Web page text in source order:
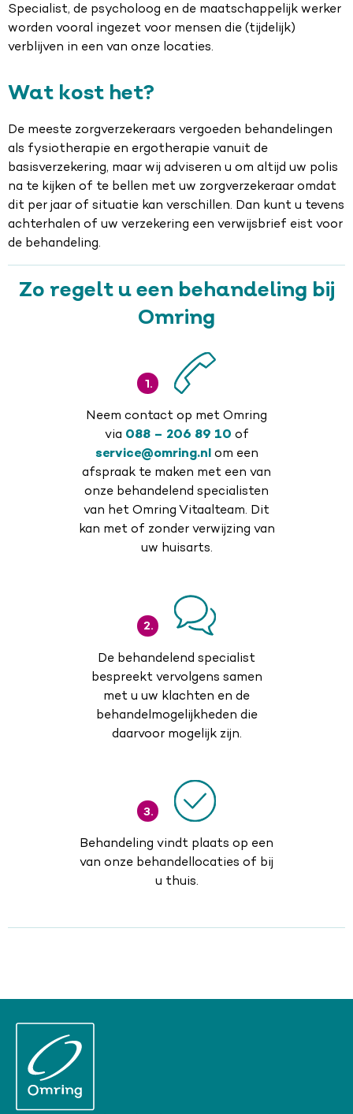
Specialist, de psycholoog en de maatschappelijk werker
worden vooral ingezet voor mensen die (tijdelijk)
verblijven in een van onze locaties.
Wat kost het?
De meeste zorgverzekeraars vergoeden behandelingen
als fysiotherapie en ergotherapie vanuit de
basisverzekering, maar wij adviseren u om altijd uw polis
na te kijken of te bellen met uw zorgverzekeraar omdat
dit per jaar of situatie kan verschillen. Dan kunt u tevens
achterhalen of uw verzekering een verwijsbrief eist voor
de behandeling.
Zo regelt u een behandeling bij
Omring
1.
Neem contact op met Omring
via 088 – 206 89 10 of
service@omring.nl om een
afspraak te maken met een van
onze behandelend specialisten
van het Omring Vitaalteam. Dit
kan met of zonder verwijzing van
uw huisarts.
2.
De behandelend specialist
bespreekt vervolgens samen
met u uw klachten en de
behandelmogelijkheden die
daarvoor mogelijk zijn.
3.
Behandeling vindt plaats op een
van onze behandellocaties of bij
u thuis.